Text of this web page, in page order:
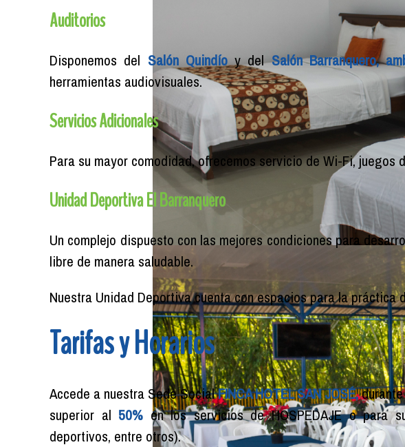
Auditorios
Disponemos del Salón Quindío y del Salón Barranquero,
herramientas audiovisuales.
Servicios Adicionales
Para su mayor comodidad, ofrecemos servicio de Wi-Fi,
Unidad Deportiva El Barranquero
Un complejo dispuesto con las mejores condiciones para
libre de manera saludable.
Nuestra Unidad Deportiva cuenta con espacios para la práctica
Tarifas y Horarios
Accede a nuestra Sede SocialFINCA HOTEL SAN JOSÉ,
superior al 50% en los servicios de HOSPEDAJE o para
deportivos, entre otros).